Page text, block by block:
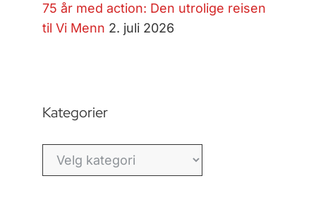
75 år med action: Den utrolige reisen
til Vi Menn 2. juli 2026
Kategorier
Kategorier